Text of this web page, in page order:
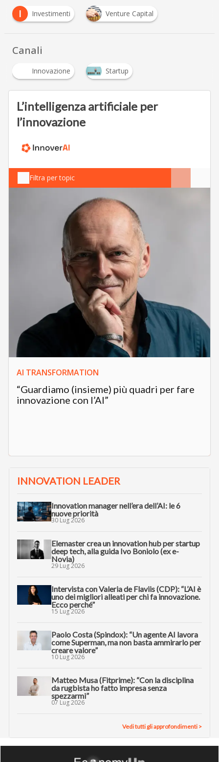
I
Investimenti Venture Capital
Canali
Innovazione Startup
L’intelligenza artificiale per
l’innovazione
Filtra per topic
AI TRANSFORMATION
“Guardiamo (insieme) più quadri per fare
innovazione con l’AI”
INNOVATION LEADER
Innovation manager nell’era dell’AI: le 6
nuove priorità
30 Lug 2026
Elemaster crea un innovation hub per startup
deep tech, alla guida Ivo Boniolo (ex e-
Novia)
29 Lug 2026
Intervista con Valeria de Flaviis (CDP): “L’AI è
uno dei migliori alleati per chi fa innovazione.
Ecco perché”
15 Lug 2026
Paolo Costa (Spindox): “Un agente AI lavora
come Superman, ma non basta ammirarlo per
creare valore”
10 Lug 2026
Matteo Musa (Fitprime): “Con la disciplina
da rugbista ho fatto impresa senza
spezzarmi”
07 Lug 2026
Vedi tutti gli approfondimenti >